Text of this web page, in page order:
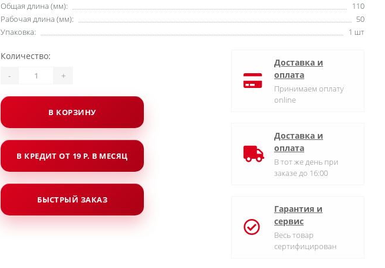
Общая длина (мм):
110
Рабочая длина (мм):
50
Упаковка:
1 шт
Количество:
- +
В КОРЗИНУ
В КРЕДИТ ОТ 19 Р. В МЕСЯЦ
БЫСТРЫЙ ЗАКАЗ
Доставка и
оплата
Принимаем оплату
online
Доставка и
оплата
В тот же день при
заказе до 16:00
Гарантия и
сервис
Весь товар
сертифицирован